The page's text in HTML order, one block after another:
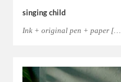
singing child
Ink + original pen + paper […